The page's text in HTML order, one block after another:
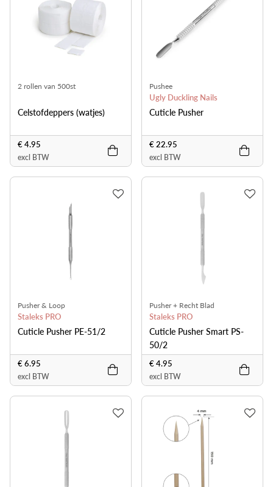
2 rollen van 500st
Celstofdeppers (watjes)
€ 4.95
excl BTW
Pushee
Ugly Duckling Nails
Cuticle Pusher
€ 22.95
excl BTW
Pusher & Loop
Staleks PRO
Cuticle Pusher PE-51/2
€ 6.95
excl BTW
Pusher + Recht Blad
Staleks PRO
Cuticle Pusher Smart PS-
50/2
€ 4.95
excl BTW